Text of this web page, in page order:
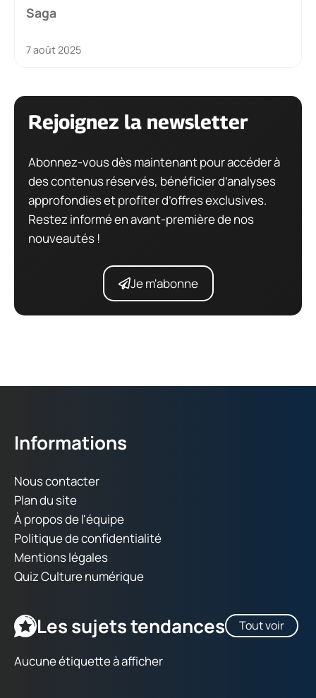
Saga
7 août 2025
Rejoignez la newsletter
Abonnez-vous dès maintenant pour accéder à
des contenus réservés, bénéficier d’analyses
approfondies et profiter d’offres exclusives.
Restez informé en avant-première de nos
nouveautés !
Je m'abonne
Informations
Nous contacter
Plan du site
À propos de l'équipe
Politique de confidentialité
Mentions légales
Quiz Culture numérique
Les sujets tendances Tout voir
Aucune étiquette à afficher